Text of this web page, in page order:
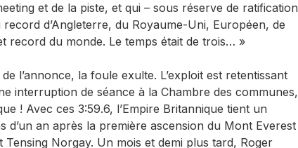
et de la piste, et qui – sous réserve de ratification
d’Angleterre, du Royaume-Uni, Européen, de
record du monde. Le temps était de trois… »
l’annonce, la foule exulte. L’exploit est retentissant
interruption de séance à la Chambre des communes,
! Avec ces 3:59.6, l’Empire Britannique tient un
d’un an après la première ascension du Mont Everest
Tensing Norgay. Un mois et demi plus tard, Roger